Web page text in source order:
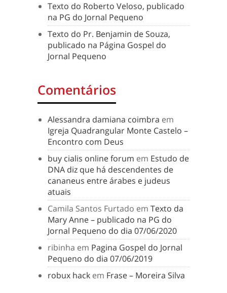
Texto do Roberto Veloso, publicado
na PG do Jornal Pequeno
Texto do Pr. Benjamin de Souza,
publicado na Página Gospel do
Jornal Pequeno
Comentários
Alessandra damiana coimbra em
Igreja Quadrangular Monte Castelo –
Encontro com Deus
buy cialis online forum em Estudo de
DNA diz que há descendentes de
cananeus entre árabes e judeus
atuais
Camila Santos Furtado em Texto da
Mary Anne – publicado na PG do
Jornal Pequeno do dia 07/06/2020
ribinha em Pagina Gospel do Jornal
Pequeno do dia 07/06/2019
robux hack em Frase – Moreira Silva